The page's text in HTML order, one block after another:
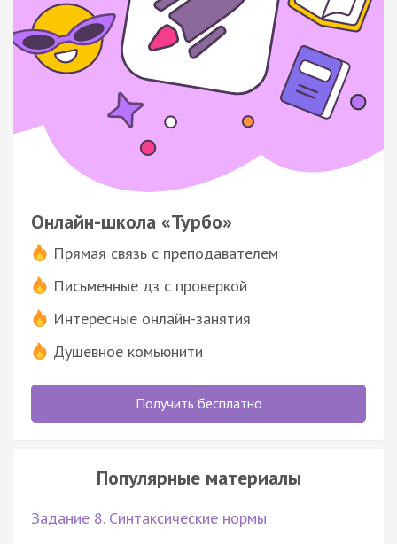
Онлайн-школа «Турбо»
Прямая связь с преподавателем
Письменные дз с проверкой
Интересные онлайн-занятия
Душевное комьюнити
Получить бесплатно
Популярные материалы
Задание 8. Синтаксические нормы